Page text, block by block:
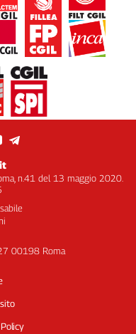
n.41 del 13 maggio 2020.
27 00198 Roma